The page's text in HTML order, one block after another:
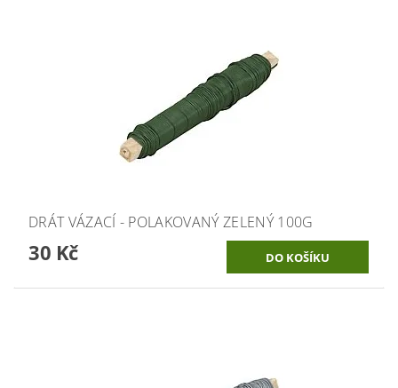
DRÁT VÁZACÍ - POLAKOVANÝ ZELENÝ 100G
30 Kč